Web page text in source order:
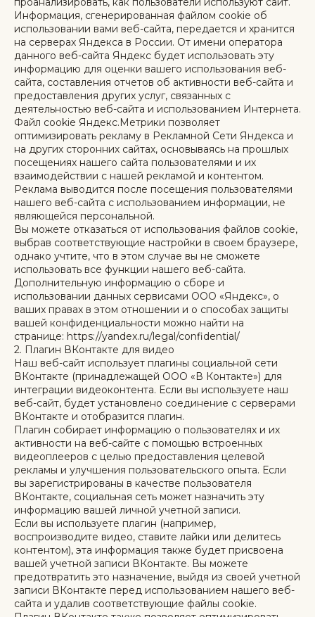
Информация, сгенерированная файлом cookie об
использовании вами веб-сайта, передается и хранится
на серверах Яндекса в России. От имени оператора
данного веб-сайта Яндекс будет использовать эту
информацию для оценки вашего использования веб-
сайта, составления отчетов об активности веб-сайта и
предоставления других услуг, связанных с
деятельностью веб-сайта и использованием Интернета.
Файл cookie Яндекс.Метрики позволяет
оптимизировать рекламу в Рекламной Сети Яндекса и
на других сторонних сайтах, основываясь на прошлых
посещениях нашего сайта пользователями и их
взаимодействии с нашей рекламой и контентом.
Реклама выводится после посещения пользователями
нашего веб-сайта с использованием информации, не
являющейся персональной.
Вы можете отказаться от использования файлов cookie,
выбрав соответствующие настройки в своем браузере,
однако учтите, что в этом случае вы не сможете
использовать все функции нашего веб-сайта.
Дополнительную информацию о сборе и
использовании данных сервисами ООО «Яндекс», о
ваших правах в этом отношении и о способах защиты
вашей конфиденциальности можно найти на
странице: https://yandex.ru/legal/confidential/
2. Плагин ВКонтакте для видео
Наш веб-сайт использует плагины социальной сети
ВКонтакте (принадлежащей ООО «В Контакте») для
интеграции видеоконтента. Если вы используете наш
веб-сайт, будет установлено соединение с серверами
ВКонтакте и отобразится плагин.
Плагин собирает информацию о пользователях и их
активности на веб-сайте с помощью встроенных
видеоплееров с целью предоставления целевой
рекламы и улучшения пользовательского опыта. Если
вы зарегистрированы в качестве пользователя
ВКонтакте, социальная сеть может назначить эту
информацию вашей личной учетной записи.
Если вы используете плагин (например,
воспроизводите видео, ставите лайки или делитесь
контентом), эта информация также будет присвоена
вашей учетной записи ВКонтакте. Вы можете
предотвратить это назначение, выйдя из своей учетной
записи ВКонтакте перед использованием нашего веб-
сайта и удалив соответствующие файлы cookie.